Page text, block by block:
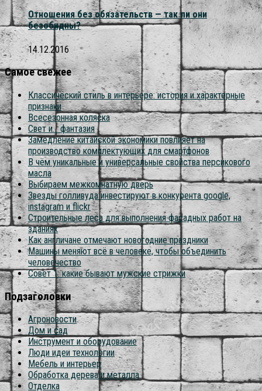
Отношения без обязательств — так ли они
безобидны?
14.12.2016
Самое свежее
Классический стиль в интерьере: история и характерные
признаки
Всесезонная коляска
Свет и… фантазия
Замедление китайской экономики повлияет на
производство комплектующих для смартфонов
В чём уникальные и универсальные свойства персикового
масла
Выбираем межкомнатную дверь
Звезды голливуда инвестируют в конкурента google,
instagram и flickr
Строительные леса для выполнения фасадных работ на
зданиях
Как англичане отмечают новогодние праздники
Машины меняют всё в человеке, чтобы объединить
человечество
Совет 1: какие бывают мужские стрижки
Подзаголовки
Агроновости
Дом и сад
Инструмент и оборудование
Люди идеи технологии
Мебель и интерьер
Обработка дерева и металла
Отделка